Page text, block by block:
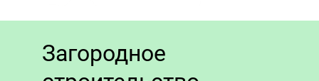
Загородное